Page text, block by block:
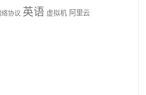
络协议 英语 虚拟机 阿里云